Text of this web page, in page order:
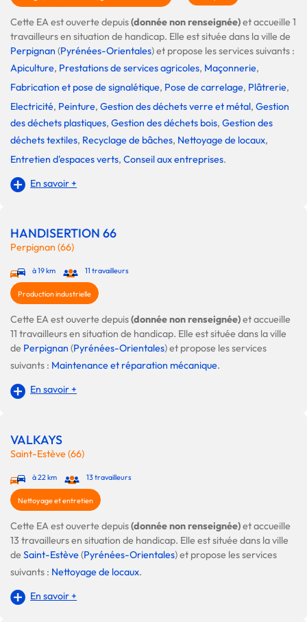
Cette EA est ouverte depuis(donnée non renseignée)et accueille 1
travailleurs en situation de handicap. Elle est située dans la ville de
Perpignan (Pyrénées-Orientales) et propose les services suivants :
Apiculture, Prestations de services agricoles, Maçonnerie,
Fabrication et pose de signalétique, Pose de carrelage, Plâtrerie,
Electricité, Peinture, Gestion des déchets verre et métal, Gestion
des déchets plastiques, Gestion des déchets bois, Gestion des
déchets textiles, Recyclage de bâches, Nettoyage de locaux,
Entretien d'espaces verts, Conseil aux entreprises.
En savoir +
HANDISERTION 66
Perpignan (66)
à 19 km 11 travailleurs
Production industrielle
Cette EA est ouverte depuis(donnée non renseignée)et accueille
11 travailleurs en situation de handicap. Elle est située dans la ville
de Perpignan (Pyrénées-Orientales) et propose les services
suivants : Maintenance et réparation mécanique.
En savoir +
VALKAYS
Saint-Estève (66)
à 22 km 13 travailleurs
Nettoyage et entretien
Cette EA est ouverte depuis(donnée non renseignée)et accueille
13 travailleurs en situation de handicap. Elle est située dans la ville
deSaint-Estève(Pyrénées-Orientales) et propose les services
suivants : Nettoyage de locaux.
En savoir +